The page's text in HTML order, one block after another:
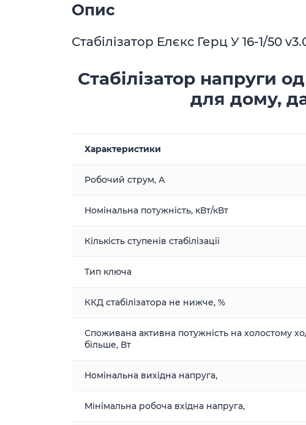
Опис
Стабілізатор Елєкс Герц У 16-1/50
Стабілізатор напруги
для дому,
Характеристики
Робочий струм, А
Номінальна потужність, кВт/кВт
Кількість ступенів стабілізації
Тип ключа
ККД стабілізатора не нижче, %
Споживана активна потужність на холостому
більше, Вт
Номінальна вихідна напруга,
Мінімальна робоча вхідна напруга,